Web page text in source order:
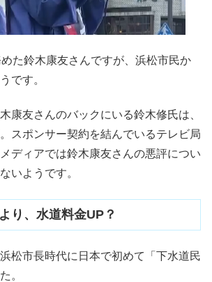
た鈴木康友さんですが、浜松市民か
です。
康友さんのバックにいる鈴木修氏は、
スポンサー契約を結んでいるテレビ局
ディアでは鈴木康友さんの悪評につい
いようです。
り、水道料金UP？
松市長時代に日本で初めて「下水道民
。